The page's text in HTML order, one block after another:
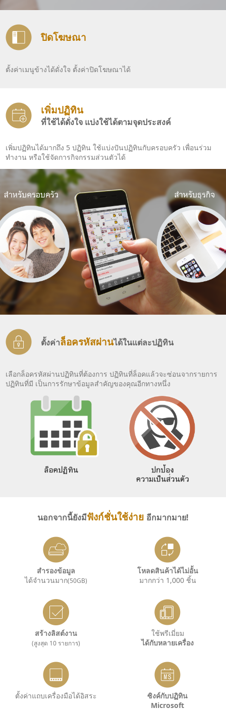
ปิดโฆษณา
ตั้งค่าเมนูข้างได้ดั่งใจ ตั้งค่าปิดโฆษณาได้
เพิ่มปฏิทิน
ที่ใช้ได้ดั่งใจ แบ่งใช้ได้ตามจุดประสงค์
เพิ่มปฏิทินได้มากถึง 5 ปฏิทิน ใช้แบ่งปันปฏิทินกับครอบครัว เพื่อนร่วม
ทำงาน หรือใช้จัดการกิจกรรมส่วนตัวได้
ตั้งค่าล็อครหัสผ่านได้ในแต่ละปฏิทิน
เลือกล็อครหัสผ่านปฏิทินที่ต้องการ ปฏิทินที่ล็อคแล้วจะซ่อนจากรายการ
ปฏิทินที่มี เป็นการรักษาข้อมูลสำคัญของคุณอีกทางหนึ่ง
นอกจากนี้ยังมีฟังก์ชั่นใช้ง่าย อีกมากมาย!
สำรองข้อมูล
ได้จำนวนมาก(50GB)
โหลดสินค้าได้ไม่อั้น
มากกว่า 1,000 ชิ้น
สร้างลิสต์งาน
(สูงสุด 10 รายการ)
ใช้พรีเมี่ยม
ได้กับหลายเครื่อง
ตั้งค่าแถบเครื่องมือได้อิสระ
ซิงค์กับปฏิทิน
Microsoft